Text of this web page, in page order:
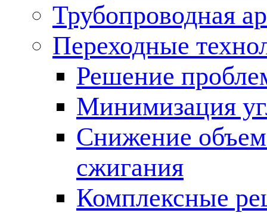
Трубопроводная
Переходные
Решение
Минимизация
Снижение
сжигания
Комплексные